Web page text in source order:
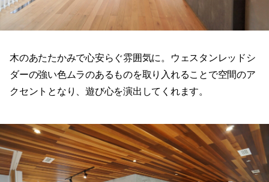
木のあたたかみで心安らぐ雰囲気に。ウェスタンレッドシ
ダーの強い色ムラのあるものを取り入れることで空間のア
クセントとなり、遊び心を演出してくれます。